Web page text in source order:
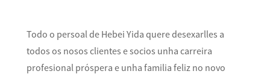
Todo o persoal de Hebei Yida quere desexarlles a
todos os nosos clientes e socios unha carreira
profesional próspera e unha familia feliz no novo